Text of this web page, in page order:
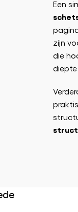
Een
zijn
die